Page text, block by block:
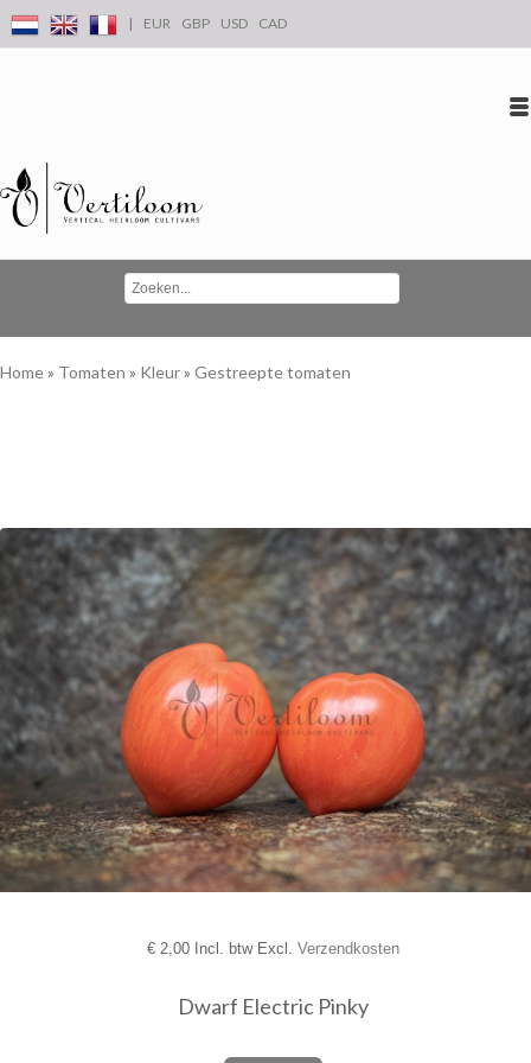
| EUR GBP USD CAD
Home» Tomaten » Kleur» Gestreepte tomaten
€2,00 Incl. btw Excl. Verzendkosten
Dwarf Electric Pinky